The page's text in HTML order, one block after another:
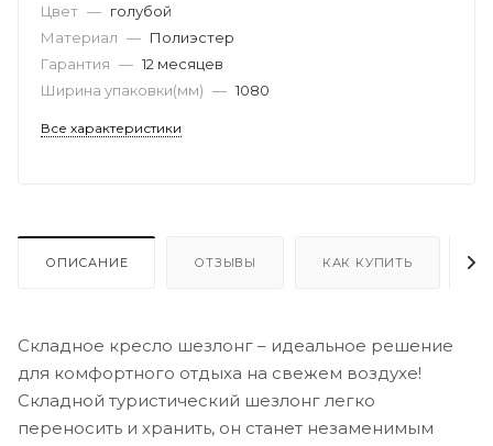
Цвет — голубой
Материал — Полиэстер
Гарантия — 12 месяцев
Ширина упаковки(мм) — 1080
Все характеристики
ОПИСАНИЕ ОТЗЫВЫ КАК КУПИТЬ
Складное кресло шезлонг – идеальное решение
для комфортного отдыха на свежем воздухе!
Складной туристический шезлонг легко
переносить и хранить, он станет незаменимым